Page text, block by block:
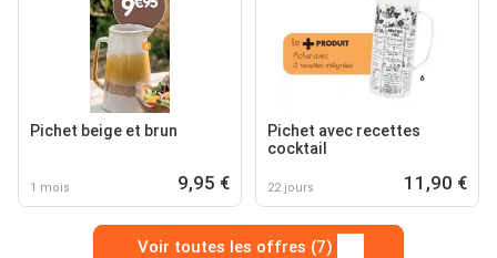
Pichet beige et brun
1 mois 9,95 €
Pichet avec recettes
cocktail
22 jours 11,90 €
Voir toutes les offres (7)